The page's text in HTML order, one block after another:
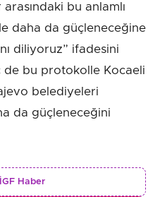
bu anlamlı
daha da güçleneceğine
diliyoruz” ifadesini
de bu protokolle Kocaeli
belediyeleri
da güçleneceğini
İGF Haber